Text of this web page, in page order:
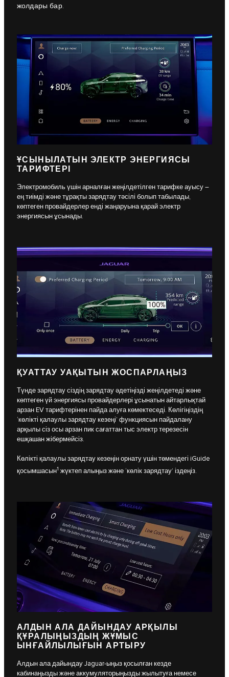
жолдары бар.
ҰСЫНЫЛАТЫН ЭЛЕКТР ЭНЕРГИЯСЫ
ТАРИФТЕРІ
Электромобиль үшін арналған жеңілдетілген тарифке ауысу –
ең тиімді және тұрақты зарядтау тәсілі болып табылады,
көптеген провайдерлер енді жаңаруына қарай электр
энергиясын ұсынады.
ҚУАТТАУ УАҚЫТЫН ЖОСПАРЛАҢЫЗ
Түнде зарядтау сіздің зарядтау әдетіңізді жеңілдетеді және
көптеген үй энергиясы провайдерлері ұсынатын айтарлықтай
арзан EV тарифтерінен пайда алуға көмектеседі. Көлігіңіздің
‘көлікті қалаулы зарядтау кезеңі’ функциясын пайдалану
арқылы сіз осы арзан пик сағаттан тыс электр терезесін
ешқашан жібермейсіз.
Көлікті қалаулы зарядтау кезеңін орнату үшін төмендегі iGuide
қосымшасын1 жүктеп алыңыз және ‘көлік зарядтау’ іздеңіз.
АЛДЫН АЛА ДАЙЫНДАУ АРҚЫЛЫ
ҚҰРАЛЫҢЫЗДЫҢ ЖҰМЫС
ЫНҒАЙЛЫЛЫҒЫН АРТЫРУ
Алдын ала дайындау Jaguar-ыңыз қосылған кезде
кабинаңызды және аккумуляторыңызды жылытуға немесе